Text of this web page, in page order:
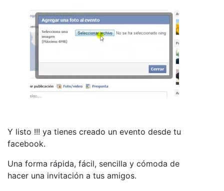
Y listo !!! ya tienes creado un evento desde tu
facebook.
Una forma rápida, fácil, sencilla y cómoda de
hacer una invitación a tus amigos.